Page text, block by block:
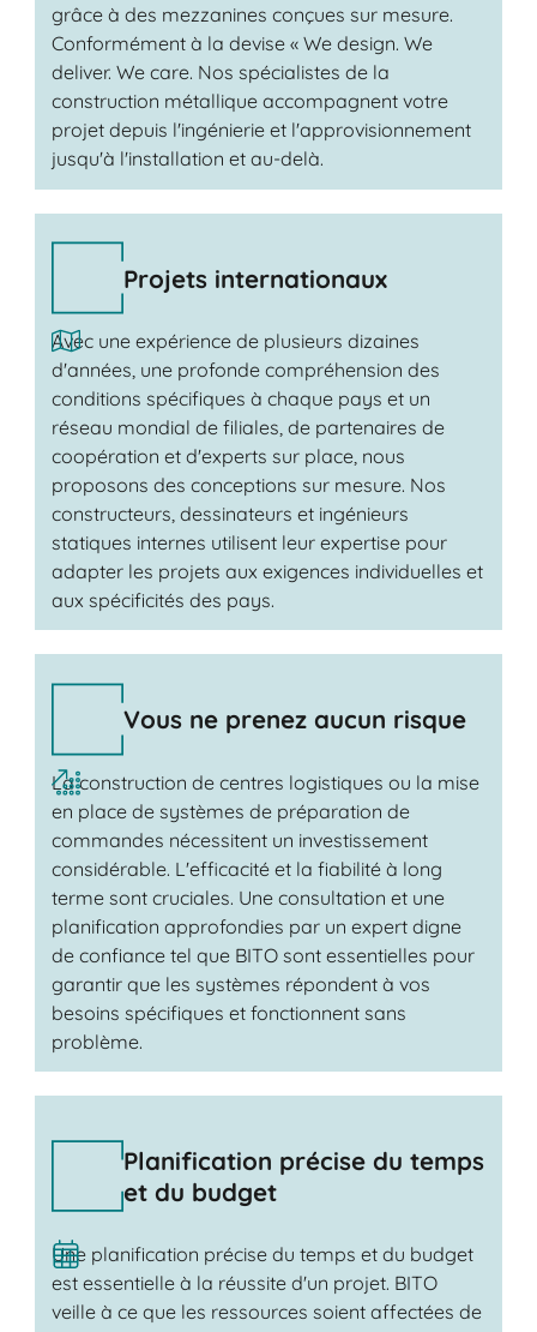
grâce à des mezzanines conçues sur mesure.
Conformément à la devise « We design. We
deliver. We care. Nos spécialistes de la
construction métallique accompagnent votre
projet depuis l'ingénierie et l'approvisionnement
jusqu'à l'installation et au-delà.
Projets internationaux
Avec une expérience de plusieurs dizaines
d'années, une profonde compréhension des
conditions spécifiques à chaque pays et un
réseau mondial de filiales, de partenaires de
coopération et d'experts sur place, nous
proposons des conceptions sur mesure. Nos
constructeurs, dessinateurs et ingénieurs
statiques internes utilisent leur expertise pour
adapter les projets aux exigences individuelles et
aux spécificités des pays.
Vous ne prenez aucun risque
La construction de centres logistiques ou la mise
en place de systèmes de préparation de
commandes nécessitent un investissement
considérable. L'efficacité et la fiabilité à long
terme sont cruciales. Une consultation et une
planification approfondies par un expert digne
de confiance tel que BITO sont essentielles pour
garantir que les systèmes répondent à vos
besoins spécifiques et fonctionnent sans
problème.
Planification précise du temps
et du budget
Une planification précise du temps et du budget
est essentielle à la réussite d'un projet. BITO
veille à ce que les ressources soient affectées de